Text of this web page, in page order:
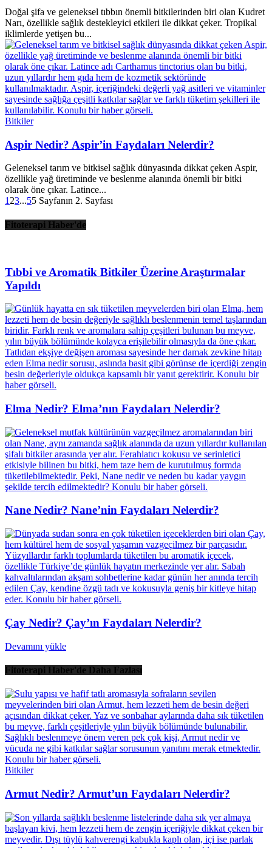
Doğal şifa ve geleneksel tıbbın önemli bitkilerinden biri olan Kudret
Narı, özellikle sağlık destekleyici etkileri ile dikkat çeker. Tropikal
iklimlerde yetişen bu...
Bitkiler
Aspir Nedir? Aspir’in Faydaları Nelerdir?
Geleneksel tarım ve bitkisel sağlık dünyasında dikkat çeken Aspir,
özellikle yağ üretiminde ve beslenme alanında önemli bir bitki
olarak öne çıkar. Latince...
1 23...55 Sayfanın 2. Sayfası
Fitoterapi Haber'de
Tıbbi ve Aromatik Bitkiler Üzerine Araştırmalar
Yapıldı
Elma Nedir? Elma’nın Faydaları Nelerdir?
Nane Nedir? Nane’nin Faydaları Nelerdir?
Çay Nedir? Çay’ın Faydaları Nelerdir?
Devamını yükle
Fitoterapi Haber'de Daha Fazlası
Bitkiler
Armut Nedir? Armut’un Faydaları Nelerdir?